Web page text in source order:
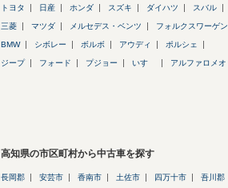
トヨタ 日産 ホンダ スズキ ダイハツ スバル
三菱 マツダ メルセデス・ベンツ フォルクスワーゲン
BMW シボレー ボルボ アウディ ポルシェ
ジープ フォード プジョー いすゞ アルファロメオ
高知県の市区町村から中古車を探す
長岡郡 安芸市 香南市 土佐市 四万十市 吾川郡